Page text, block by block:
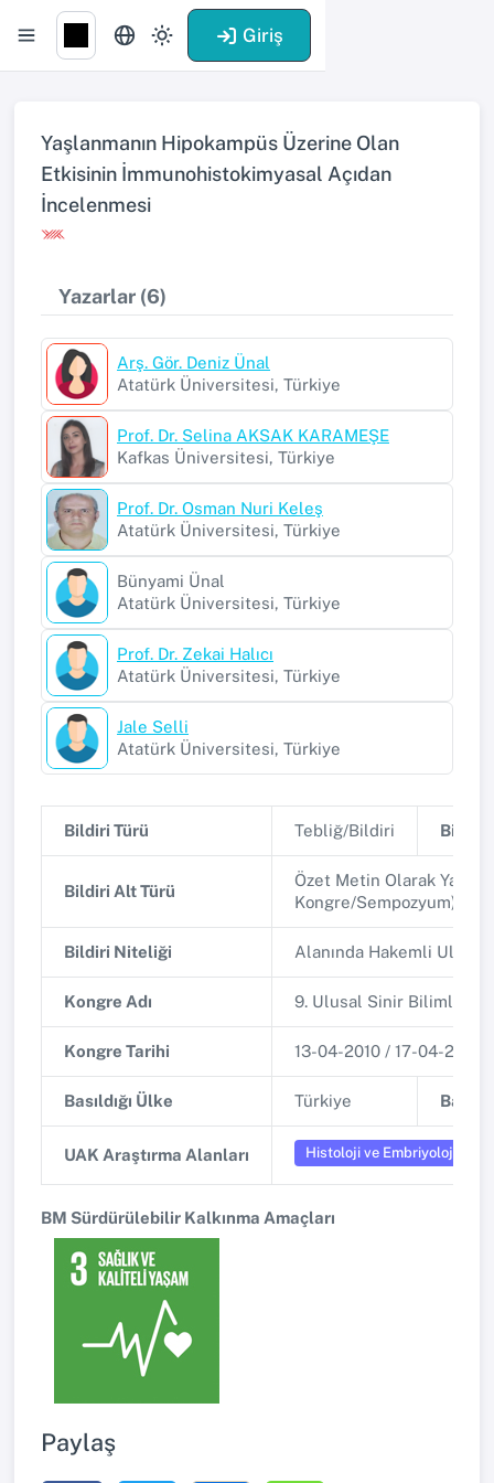
Giriş
Yaşlanmanın Hipokampüs Üzerine Olan
Etkisinin İmmunohistokimyasal Açıdan
İncelenmesi
Yazarlar (6)
Arş. Gör. Deniz Ünal
Atatürk Üniversitesi, Türkiye
Prof. Dr. Selina AKSAK KARAMEŞE
Kafkas Üniversitesi, Türkiye
Prof. Dr. Osman Nuri Keleş
Atatürk Üniversitesi, Türkiye
Bünyami Ünal
Atatürk Üniversitesi, Türkiye
Prof. Dr. Zekai Halıcı
Atatürk Üniversitesi, Türkiye
Jale Selli
Atatürk Üniversitesi, Türkiye
Bildiri Türü Tebliğ/Bildiri Bildiri
Bildiri Alt Türü
Özet Metin Olarak
Kongre/Sempozyum)
Bildiri Niteliği Alanında Hakemli
Kongre Adı 9. Ulusal Sinir Bilimleri
Kongre Tarihi 13-04-2010 / 17-04-2010
Basıldığı Ülke Türkiye
UAK Araştırma Alanları Histoloji ve Embriyoloji
BM Sürdürülebilir Kalkınma Amaçları
Paylaş